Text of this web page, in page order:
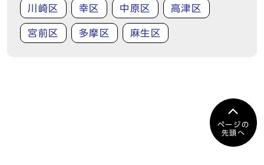
川崎区 幸区 中原区 高津区
宮前区 多摩区 麻生区
ページの
先頭へ